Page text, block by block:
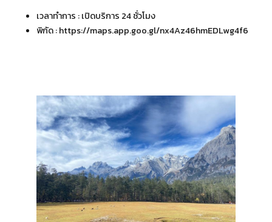
เวลาทำการ : เปิดบริการ 24 ชั่วโมง
พิกัด :https://maps.app.goo.gl/nx4Az46hmEDLwg4f6